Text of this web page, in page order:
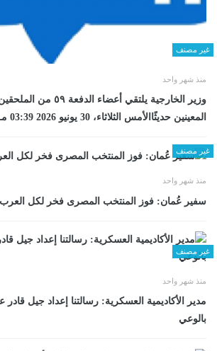
غير مصنف
منذ شهر واحد
وزير الخارجية يلتقي أعضاء
المعينين حديثًاالأمس الثلاثاء، 30 يونيو 2026 03:39 مـ
غير مصنف
منذ شهر واحد
سفير عُمان: فوز المنتخب المصرى فخر لكل
غير مصنف
منذ شهر واحد
مدير الأكاديمية العسكرية: رسالتنا إعداد جيل
بالوعي